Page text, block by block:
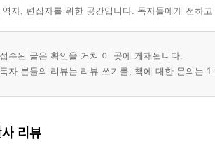
역자, 편집자를 위한 공간입니다. 독자들에게 전하
접수된 글은 확인을 거쳐 이 곳에 게재됩니다.
독자 분들의 리뷰는 리뷰 쓰기를, 책에 대한 문의는
리뷰